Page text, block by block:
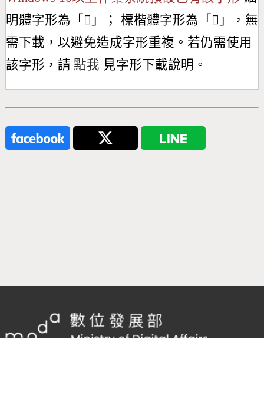
明體字形為「 𢿪 」； 標楷體字形為「 𢿪 」，無
需下載，以避免造成字形重複。若仍需使用
該字形，請 點我 見字形下載說明。